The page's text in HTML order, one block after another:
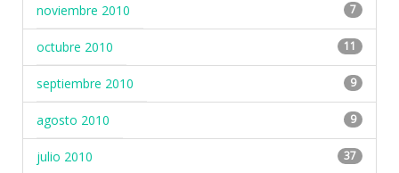
noviembre 2010 7
octubre 2010 11
septiembre 2010 9
agosto 2010 9
julio 2010 37